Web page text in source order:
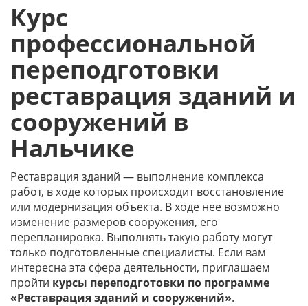
Курс
профессиональной
переподготовки
реставрация зданий и
сооружений в
Нальчике
Реставрация зданий — выполнение комплекса
работ, в ходе которых происходит восстановление
или модернизация объекта. В ходе нее возможно
изменение размеров сооружения, его
перепланировка. Выполнять такую работу могут
только подготовленные специалисты. Если вам
интересна эта сфера деятельности, приглашаем
пройти курсы переподготовки по программе
«Реставрация зданий и сооружений».